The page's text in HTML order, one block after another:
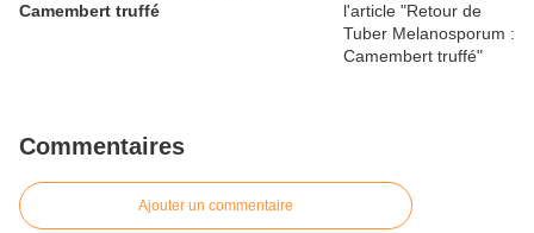
Camembert truffé
Commentaires
Ajouter un commentaire